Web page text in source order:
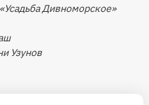
Дивноморское»
Узунов